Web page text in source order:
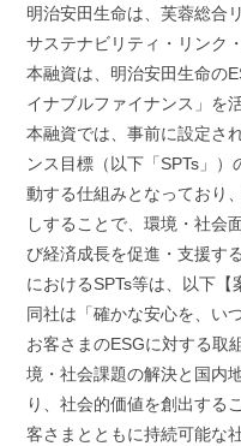
明治安田生命は、芙蓉総合
サステナビリティ・リンク
本融資は、明治安田生命の
イナブルファイナンス」を
本融資では、事前に設定さ
ンス目標（以下「SPTs」
動する仕組みとなっており
しすることで、環境・社会
び経済成長を促進・支援す
におけるSPTs等は、以下【
同社は「確かな安心を、い
お客さまのESGに対する取
境・社会課題の解決と国内
り、社会的価値を創出する
客さまとともに持続可能な